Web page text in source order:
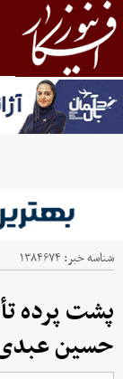
شناسه خبر: ۱۳۸۴۶۷۴
پشت پرده
حسین